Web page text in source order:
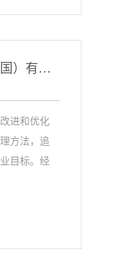
关于爱游戏买球-（中国）有限责任公司 盐城市市长质量奖通知公示-爱游戏买球-（中国）有限责任公司
进和优化
方法，追
目标。经